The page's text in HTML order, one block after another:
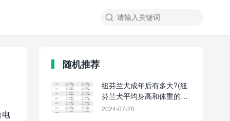
电
随机推荐
纽芬兰犬成年后有多大?(纽
芬兰犬平均身高和体重的对
照表)
2024-07-20